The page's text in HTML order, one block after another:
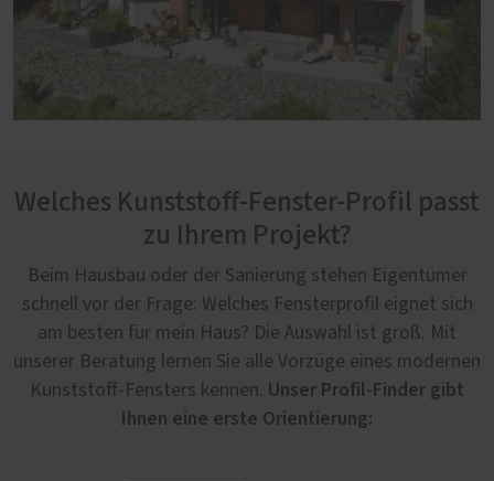
Welches Kunststoff-Fenster-Profil passt
zu Ihrem Projekt?
Beim Hausbau oder der Sanierung stehen Eigentümer
schnell vor der Frage: Welches Fensterprofil eignet sich
am besten für mein Haus? Die Auswahl ist groß. Mit
unserer Beratung lernen Sie alle Vorzüge eines modernen
Kunststoff-Fensters kennen. Unser Profil-Finder gibt
Ihnen eine erste Orientierung: